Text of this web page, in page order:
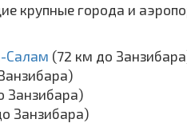
крупные города и
Салам (72 км до
Занзибара)
Занзибара)